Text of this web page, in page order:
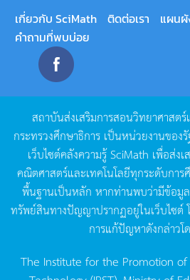
เกี่ยวกับ SciMath ติดต่อเรา
แผนผั
คำถามที่พบบ่อย
สถาบันส่งเสริมการสอนวิทยาศาสตร์
กระทรวงศึกษาธิการ เป็นหน่วยงานของ
เว็บไซต์คลังความรู้SciMath เพื่อส่ง
คณิตศาสตร์และเทคโนโลยีทุกระดับการ
พื้นฐานเป็นหลัก หากท่านพบว่ามีข้อมู
ทรัพย์สินทางปัญญาปรากฏอยู่ในเว็บไซต์
การแก้ปัญหาดังกล่าวโ
The Institute for the Promotion of